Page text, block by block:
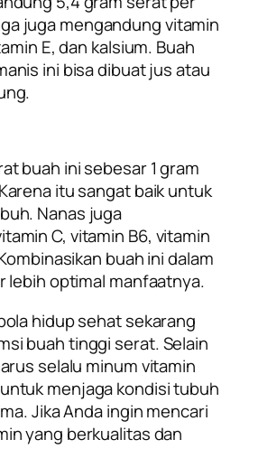
juga mengandung vitamin
E, dan kalsium. Buah
ini bisa dibuat jus atau
buah ini sebesar 1 gram
itu sangat baik untuk
Nanas juga
C, vitamin B6, vitamin
buah ini dalam
lebih optimal manfaatnya.
hidup sehat sekarang
buah tinggi serat.Selain
selalu minum vitamin
menjaga kondisi tubuh
Jika Anda ingin mencari
yang berkualitas dan